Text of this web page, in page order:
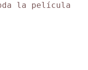
la película